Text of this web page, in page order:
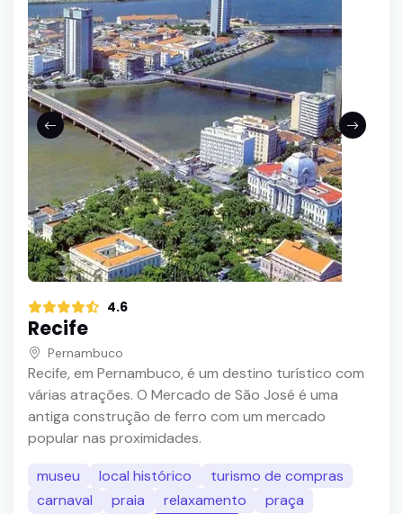
4.6
Recife
Pernambuco
Recife, em Pernambuco, é um destino turístico com
várias atrações. O Mercado de São José é uma
antiga construção de ferro com um mercado
popular nas proximidades.
museu
local histórico
turismo de compras
carnaval
praia relaxamento
praça